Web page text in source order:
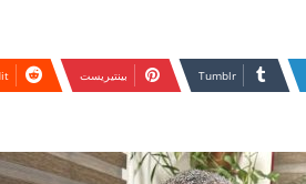
بينتيريست